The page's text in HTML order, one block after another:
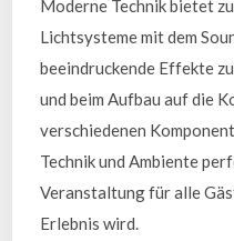
Moderne Technik bietet
Lichtsysteme mit dem
beeindruckende Effekte
und beim Aufbau auf die
verschiedenen
Technik und Ambiente
Veranstaltung für alle
Erlebnis wird.